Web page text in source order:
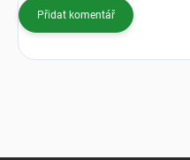
Přidat komentář